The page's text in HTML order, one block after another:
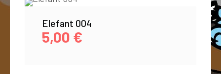
Elefant 004
5,00 €